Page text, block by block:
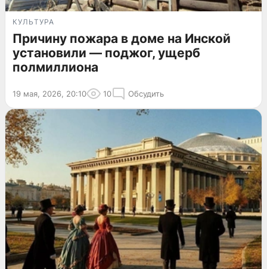
КУЛЬТУРА
Причину пожара в доме на Инской
установили — поджог, ущерб
полмиллиона
19 мая, 2026, 20:10 10 Обсудить